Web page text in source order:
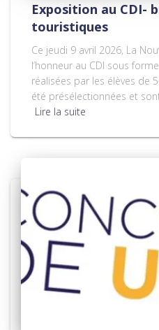
Exposition au CDI-
touristiques
Ce jeudi 9 avril 2026, La
l’honneur au CDI sous
réalisées par les élèves de
été présélectionnées et
Lire la suite